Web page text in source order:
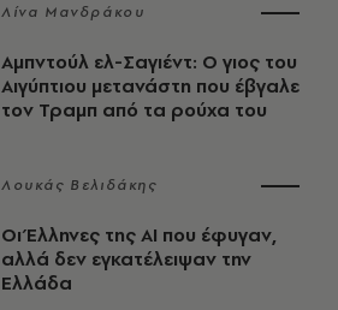
Λίνα Μανδράκου
Αμπντούλ ελ-Σαγιέντ: Ο γιος του
Αιγύπτιου μετανάστη που έβγαλε
τον Τραμπ από τα ρούχα του
Λουκάς Βελιδάκης
Οι Έλληνες της ΑΙ που έφυγαν,
αλλά δεν εγκατέλειψαν την
Ελλάδα